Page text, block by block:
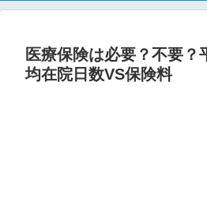
医療保険は必要？不要？
均在院日数VS保険料